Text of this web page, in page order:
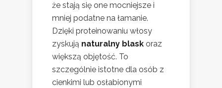
że stają się one mocniejsze i
mniej podatne na łamanie.
Dzięki proteinowaniu włosy
zyskują naturalny blask oraz
większą objętość. To
szczególnie istotne dla osób z
cienkimi lub osłabionymi